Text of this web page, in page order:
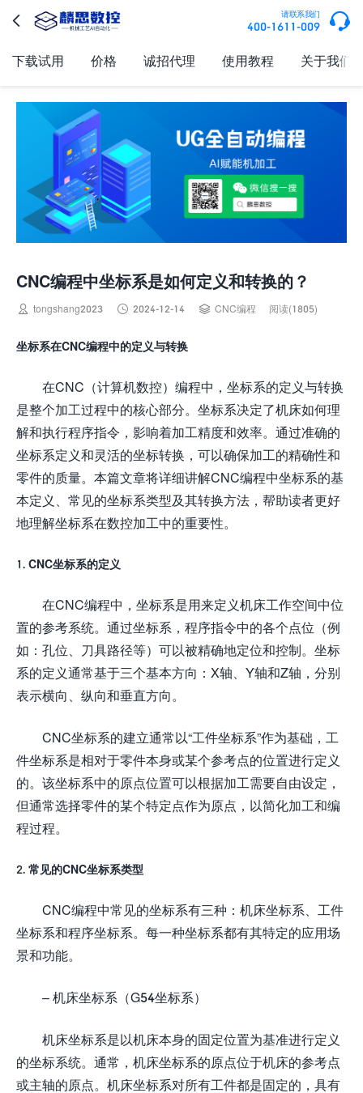
 请联系我们
400-1611-009 
下载试用 价格 诚招代理 使用教程 关于我们
CNC编程中坐标系是如何定义和转换的？
 tongshang2023  2024-12-14  CNC编程 阅读(1805)
坐标系在CNC编程中的定义与转换
在CNC（计算机数控）编程中，坐标系的定义与转换
是整个加工过程中的核心部分。坐标系决定了机床如何理
解和执行程序指令，影响着加工精度和效率。通过准确的
坐标系定义和灵活的坐标转换，可以确保加工的精确性和
零件的质量。本篇文章将详细讲解CNC编程中坐标系的基
本定义、常见的坐标系类型及其转换方法，帮助读者更好
地理解坐标系在数控加工中的重要性。
1. CNC坐标系的定义
在CNC编程中，坐标系是用来定义机床工作空间中位
置的参考系统。通过坐标系，程序指令中的各个点位（例
如：孔位、刀具路径等）可以被精确地定位和控制。坐标
系的定义通常基于三个基本方向：X轴、Y轴和Z轴，分别
表示横向、纵向和垂直方向。
CNC坐标系的建立通常以“工件坐标系”作为基础，工
件坐标系是相对于零件本身或某个参考点的位置进行定义
的。该坐标系中的原点位置可以根据加工需要自由设定，
但通常选择零件的某个特定点作为原点，以简化加工和编
程过程。
2. 常见的CNC坐标系类型
CNC编程中常见的坐标系有三种：机床坐标系、工件
坐标系和程序坐标系。每一种坐标系都有其特定的应用场
景和功能。
– 机床坐标系（G54坐标系）
机床坐标系是以机床本身的固定位置为基准进行定义
的坐标系统。通常，机床坐标系的原点位于机床的参考点
或主轴的原点。机床坐标系对所有工件都是固定的，具有